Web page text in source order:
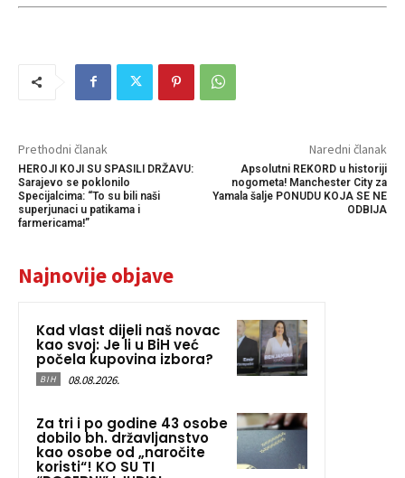
Prethodni članak
HEROJI KOJI SU SPASILI DRŽAVU:
Sarajevo se poklonilo
Specijalcima: “To su bili naši
superjunaci u patikama i
farmericama!”
Naredni članak
Apsolutni REKORD u historiji
nogometa! Manchester City za
Yamala šalje PONUDU KOJA SE NE
ODBIJA
Najnovije objave
Kad vlast dijeli naš novac
kao svoj: Je li u BiH već
počela kupovina izbora?
BIH 08.08.2026.
Za tri i po godine 43 osobe
dobilo bh. državljanstvo
kao osobe od „naročite
koristi“! KO SU TI